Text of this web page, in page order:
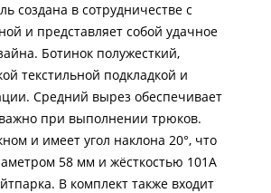
создана в сотрудничестве с
и представляет собой удачное
Ботинок полужесткий,
текстильной подкладкой и
Средний вырез обеспечивает
при выполнении трюков.
и имеет угол наклона 20°, что
58 мм и жёсткостью 101A
В комплект также входит